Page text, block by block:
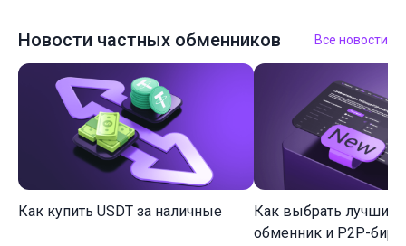
Новости частных обменников Все новости
Как купить USDT за наличные
Как выбрать лучший
обменник и P2P-